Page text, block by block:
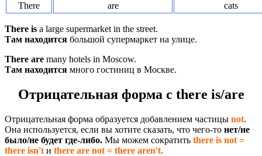
There
are cats
There is a large supermarket in the street.
Там находится большой супермаркет на улице.
There are many hotels in Moscow.
Там находится много гостиниц в Москве.
Отрицательная форма c there is/are
Отрицательная форма образуется добавлением частицы not.
Она используется, если вы хотите сказать, что чего-то нет/не
было/не будет где-либо. Мы можем сократить there is not =
there isn't и there are not = there aren't.